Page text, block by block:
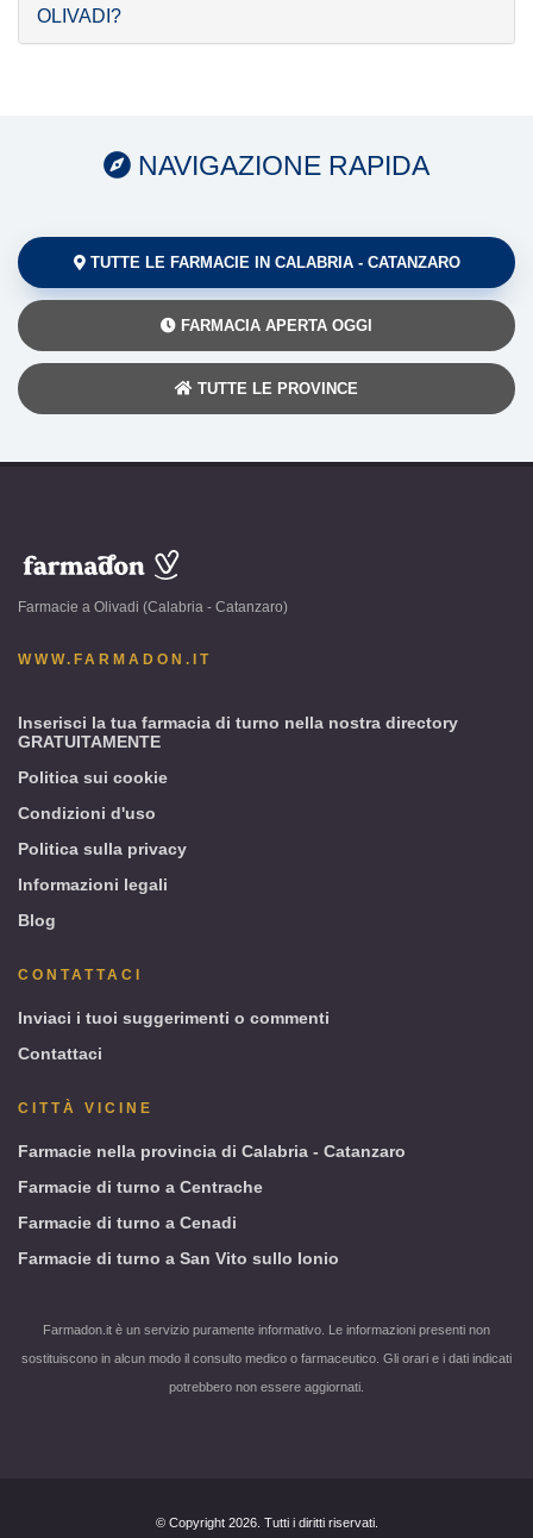
OLIVADI?
NAVIGAZIONE RAPIDA
TUTTE LE FARMACIE IN CALABRIA - CATANZARO
FARMACIA APERTA OGGI
TUTTE LE PROVINCE
www.farmadon.it
Olivadi
-
Farmacie a Olivadi (Calabria - Catanzaro)
WWW.FARMADON.IT
Inserisci la tua farmacia di turno nella nostra directory
GRATUITAMENTE
Politica sui cookie
Condizioni d'uso
Politica sulla privacy
Informazioni legali
Blog
CONTATTACI
Inviaci i tuoi suggerimenti o commenti
Contattaci
CITTÀ VICINE
Farmacie nella provincia di Calabria - Catanzaro
Farmacie di turno a Centrache
Farmacie di turno a Cenadi
Farmacie di turno a San Vito sullo Ionio
Farmadon.it è un servizio puramente informativo. Le informazioni presenti non
sostituiscono in alcun modo il consulto medico o farmaceutico. Gli orari e i dati indicati
potrebbero non essere aggiornati.
© Copyright 2026. Tutti i diritti riservati.